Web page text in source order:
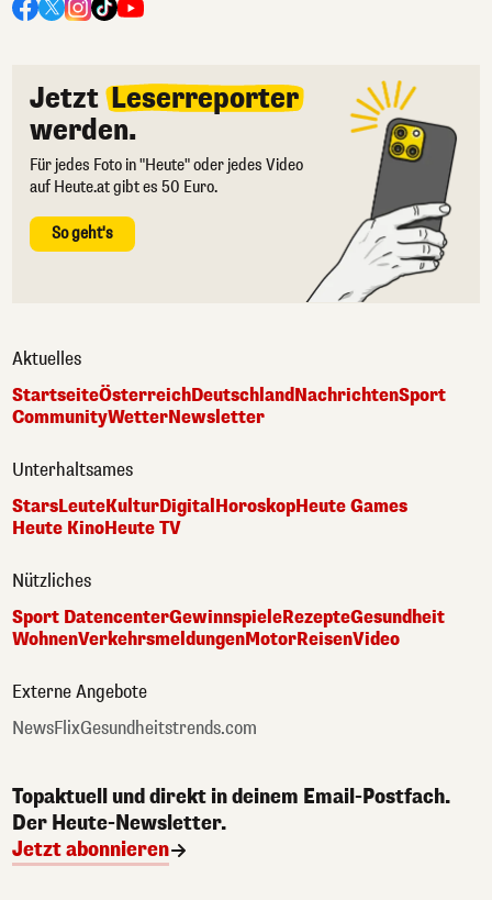
Jetzt Leserreporter
werden.
Für jedes Foto in "Heute" oder jedes Video
auf Heute.at gibt es 50 Euro.
So geht's
Aktuelles
StartseiteÖsterreichDeutschlandNachrichtenSport
CommunityWetterNewsletter
Unterhaltsames
StarsLeuteKulturDigital HoroskopHeute Games
Heute KinoHeute TV
Nützliches
Sport DatencenterGewinnspieleRezepteGesundheit
WohnenVerkehrsmeldungenMotorReisenVideo
Externe Angebote
NewsFlixGesundheitstrends.com
Topaktuell und direkt in deinem Email-Postfach.
Der Heute-Newsletter.
Jetzt abonnieren